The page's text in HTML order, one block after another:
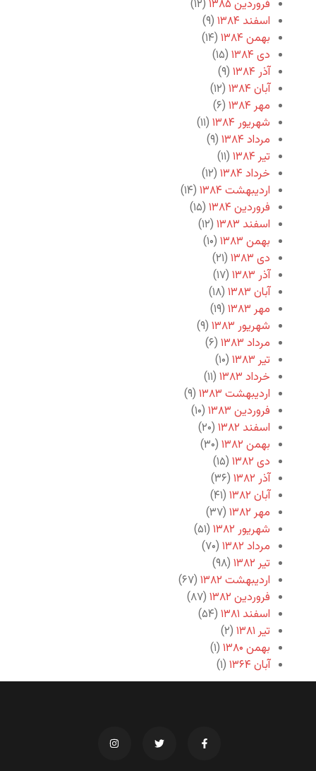
فروردین ۱۳۸۵
(۱۲)
اسفند ۱۳۸۴
(۹)
بهمن ۱۳۸۴
(۱۴)
دی ۱۳۸۴
(۱۵)
آذر ۱۳۸۴
(۹)
آبان ۱۳۸۴
(۱۲)
مهر ۱۳۸۴
(۶)
شهریور ۱۳۸۴
(۱۱)
مرداد ۱۳۸۴
(۹)
تیر ۱۳۸۴
(۱۱)
خرداد ۱۳۸۴
(۱۲)
اردیبهشت ۱۳۸۴
(۱۴)
فروردین ۱۳۸۴
(۱۵)
اسفند ۱۳۸۳
(۱۲)
بهمن ۱۳۸۳
(۱۰)
دی ۱۳۸۳
(۲۱)
آذر ۱۳۸۳
(۱۷)
آبان ۱۳۸۳
(۱۸)
مهر ۱۳۸۳
(۱۹)
شهریور ۱۳۸۳
(۹)
مرداد ۱۳۸۳
(۶)
تیر ۱۳۸۳
(۱۰)
خرداد ۱۳۸۳
(۱۱)
اردیبهشت ۱۳۸۳
(۹)
فروردین ۱۳۸۳
(۱۰)
اسفند ۱۳۸۲
(۲۰)
بهمن ۱۳۸۲
(۳۰)
دی ۱۳۸۲
(۱۵)
آذر ۱۳۸۲
(۳۶)
آبان ۱۳۸۲
(۴۱)
مهر ۱۳۸۲
(۳۷)
شهریور ۱۳۸۲
(۵۱)
مرداد ۱۳۸۲
(۷۰)
تیر ۱۳۸۲
(۹۸)
اردیبهشت ۱۳۸۲
(۶۷)
فروردین ۱۳۸۲
(۸۷)
اسفند ۱۳۸۱
(۵۴)
تیر ۱۳۸۱
(۲)
بهمن ۱۳۸۰
(۱)
آبان ۱۳۶۴
(۱)